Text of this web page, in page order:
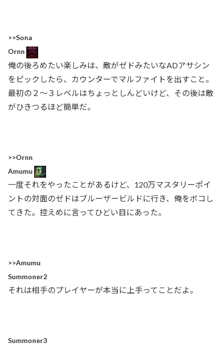
>>Sona
Ornn
俺の後ろめたい楽しみは、敵がゼドみたいなADアサシン
をピックしたら、カウンターでマルファイトを出すこと。
最初の２〜３レベルはちょっとしんどいけど、その後は敵
がひきつるほど簡単だ。
>>Ornn
Amumu
一度それをやったことがあるけど、120万マスタリーポイ
ントの対面のゼドはブルーザービルドに行き、俺をボコし
てきた。控えめに言ってひどい目にあった。
>>Amumu
Summoner2
それは相手のプレイヤーが本当に上手ってことだよ。
Summoner3